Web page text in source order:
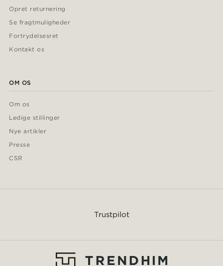
Opret returnering
Se fragtmuligheder
Fortrydelsesret
Kontakt os
OM OS
Om os
Ledige stillinger
Nye artikler
Presse
CSR
Trustpilot